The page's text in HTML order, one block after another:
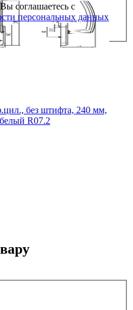
соглашаетесь с
персональных данных
без штифта, 240 мм,
R07.2